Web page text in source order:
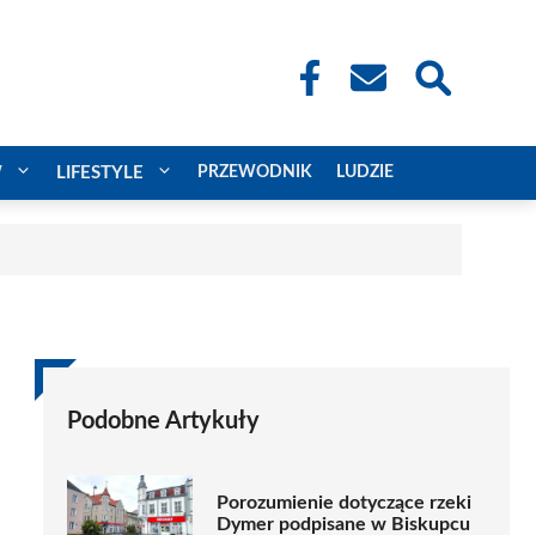
LIFESTYLE PRZEWODNIK LUDZIE
Podobne Artykuły
Porozumienie dotyczące rzeki
Dymer podpisane w Biskupcu